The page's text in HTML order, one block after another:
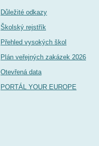
Důležité odkazy
Školský rejstřík
Přehled vysokých škol
Plán veřejných zakázek 2026
Otevřená data
PORTÁL YOUR EUROPE